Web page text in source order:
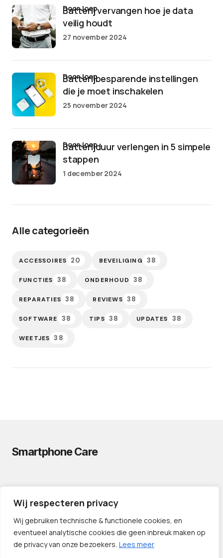
Wij respecteren privacy
Wij gebruiken technische & functionele cookies, en
eventueel analytische cookies die geen inbreuk maken op
de privacy van onze bezoekers. Lees meer
Batterij vervangen hoe je data
veilig houdt
door Joep
27 november 2024
Batterijbesparende instellingen
die je moet inschakelen
door Joep
25 november 2024
Batterijduur verlengen in 5 simpele
stappen
door Joep
1 december 2024
Alle categorieën
ACCESSOIRES 20 BEVEILIGING 38
FUNCTIES 38 ONDERHOUD 38
REPARATIES 38 REVIEWS 38
SOFTWARE 38 TIPS 38 UPDATES 38
WEETJES 38
Smartphone Care
CONTACT